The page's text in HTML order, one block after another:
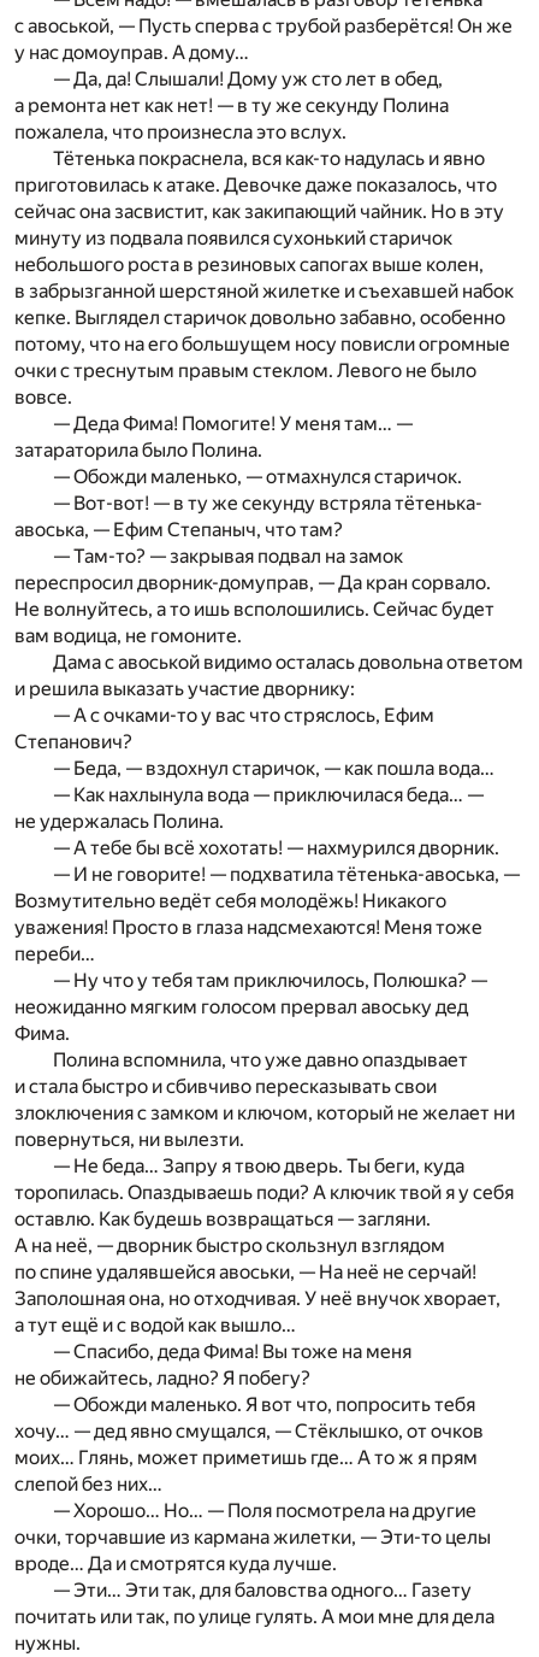
с авоськой, — Пусть сперва с трубой разберётся! Он же
у нас домоуправ. А дому…
— Да, да! Слышали! Дому уж сто лет в обед,
а ремонта нет как нет! — в ту же секунду Полина
пожалела, что произнесла это вслух.
Тётенька покраснела, вся как-то надулась и явно
приготовилась к атаке. Девочке даже показалось, что
сейчас она засвистит, как закипающий чайник. Но в эту
минуту из подвала появился сухонький старичок
небольшого роста в резиновых сапогах выше колен,
в забрызганной шерстяной жилетке и съехавшей набок
кепке. Выглядел старичок довольно забавно, особенно
потому, что на его большущем носу повисли огромные
очки с треснутым правым стеклом. Левого не было
вовсе.
— Деда Фима! Помогите! У меня там… —
затараторила было Полина.
— Обожди маленько, — отмахнулся старичок.
— Вот-вот! — в ту же секунду встряла тётенька-
авоська, — Ефим Степаныч, что там?
— Там-то? — закрывая подвал на замок
переспросил дворник-домуправ, — Да кран сорвало.
Не волнуйтесь, а то ишь всполошились. Сейчас будет
вам водица, не гомоните.
Дама с авоськой видимо осталась довольна ответом
и решила выказать участие дворнику:
— А с очками-то у вас что стряслось, Ефим
Степанович?
— Беда, — вздохнул старичок, — как пошла вода…
— Как нахлынула вода — приключилася беда… —
не удержалась Полина.
— А тебе бы всё хохотать! — нахмурился дворник.
— И не говорите! — подхватила тётенька-авоська, —
Возмутительно ведёт себя молодёжь! Никакого
уважения! Просто в глаза надсмехаются! Меня тоже
переби…
— Ну что у тебя там приключилось, Полюшка? —
неожиданно мягким голосом прервал авоську дед
Фима.
Полина вспомнила, что уже давно опаздывает
и стала быстро и сбивчиво пересказывать свои
злоключения с замком и ключом, который не желает ни
повернуться, ни вылезти.
— Не беда… Запру я твою дверь. Ты беги, куда
торопилась. Опаздываешь поди? А ключик твой я у себя
оставлю. Как будешь возвращаться — загляни.
А на неё, — дворник быстро скользнул взглядом
по спине удалявшейся авоськи, — На неё не серчай!
Заполошная она, но отходчивая. У неё внучок хворает,
а тут ещё и с водой как вышло…
— Спасибо, деда Фима! Вы тоже на меня
не обижайтесь, ладно? Я побегу?
— Обожди маленько. Я вот что, попросить тебя
хочу… — дед явно смущался, — Стёклышко, от очков
моих… Глянь, может приметишь где… А то ж я прям
слепой без них…
— Хорошо… Но… — Поля посмотрела на другие
очки, торчавшие из кармана жилетки, — Эти-то целы
вроде… Да и смотрятся куда лучше.
— Эти… Эти так, для баловства одного… Газету
почитать или так, по улице гулять. А мои мне для дела
нужны.